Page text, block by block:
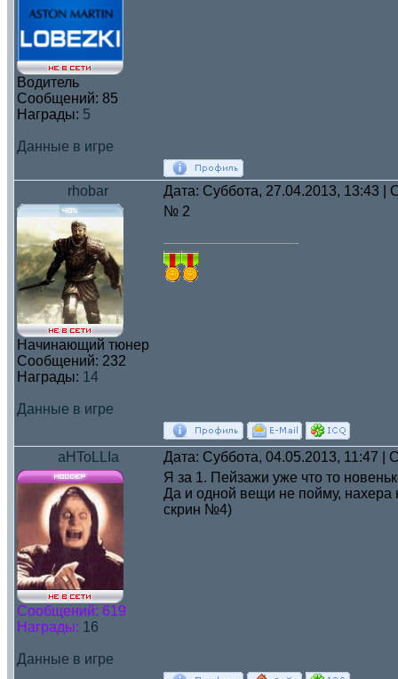
Водитель
Сообщений: 85
Награды: 5
Данные в игре
rhobar Дата: Суббота, 27.04.2013, 13:43
Начинающий тюнер
Сообщений: 232
Награды: 14
Данные в игре
№ 2
aHToLLIa Дата: Суббота, 04.05.2013, 11:47 |
Сообщений: 619
Награды: 16
Данные в игре
Я за 1. Пейзажи уже что то
Да и одной вещи не пойму, нахера
скрин №4)